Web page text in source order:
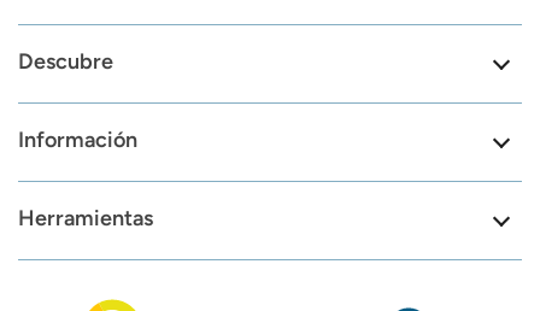
Descubre
Información
Herramientas